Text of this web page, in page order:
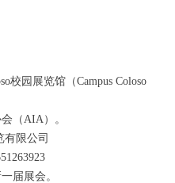
园展览馆（Campus Coloso
（AIA）。
限公司
届展会。